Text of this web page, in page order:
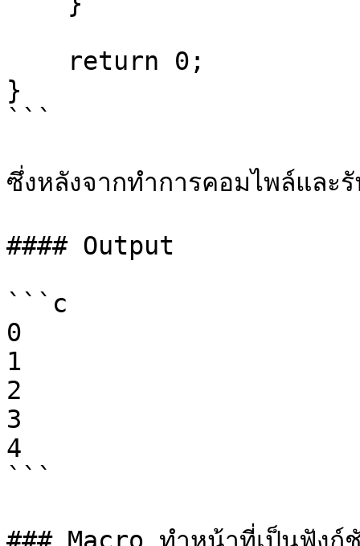
}
```
ซึ่งหลังจากทำการคอมไพล์และ
#### Output
```c
0
1
2
3
4
```